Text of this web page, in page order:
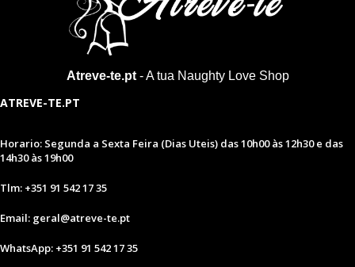
Atreve-te.pt- A tua Naughty Love Shop
ATREVE-TE.PT
Horario: Segunda a Sexta Feira (Dias Uteis) das 10h00 às 12h30 e das
14h30 às 19h00
Tlm: +351 91 542 17 35
Email: geral@atreve-te.pt
WhatsApp: +351 91 542 17 35